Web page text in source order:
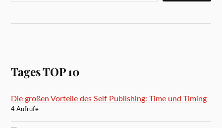
Tages TOP 10
Die großen Vorteile des Self Publishing: Time und Timing
4 Aufrufe